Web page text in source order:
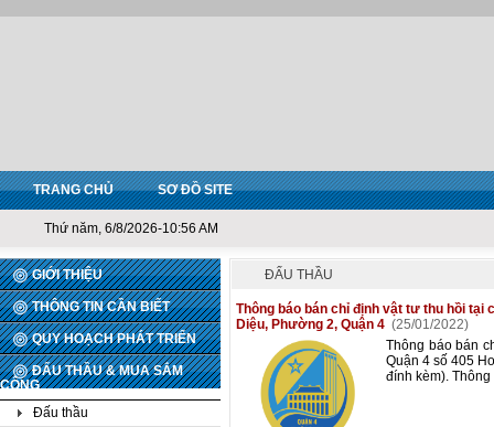
TRANG CHỦ SƠ ĐỒ SITE
Thứ năm, 6/8/2026-10:56 AM
GIỚI THIỆU
THÔNG TIN CẦN BIẾT
QUY HOẠCH PHÁT TRIỂN
ĐẤU THẦU & MUA SẮM
CÔNG
Đấu thầu
ĐẤU THẦU
Thông báo bán chỉ định vật tư thu hồi tại
Diệu, Phường 2, Quận 4 (25/01/2022)
Thông báo bán
Quận 4 số 405
đính kèm).